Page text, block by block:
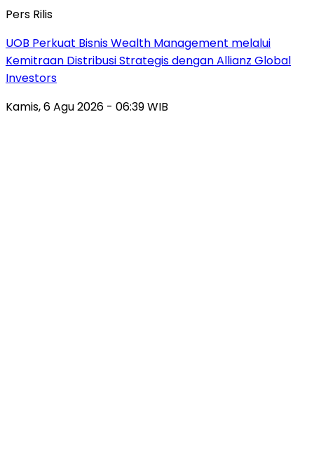
Pers Rilis
UOB Perkuat Bisnis Wealth Management melalui
Kemitraan Distribusi Strategis dengan Allianz Global
Investors
Kamis, 6 Agu 2026 - 06:39 WIB